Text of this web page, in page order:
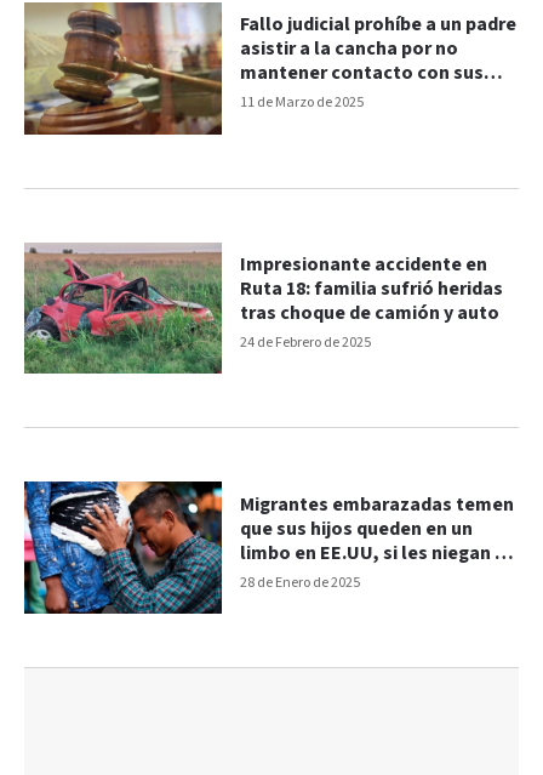
11 de Marzo de 2025
Fallo judicial prohíbe a un padre
asistir a la cancha por no
mantener contacto con sus
hijos
24 de Febrero de 2025
Impresionante accidente en
Ruta 18: familia sufrió heridas
tras choque de camión y auto
28 de Enero de 2025
Migrantes embarazadas temen
que sus hijos queden en un
limbo en EE.UU, si les niegan la
ciudadanía como ordenó